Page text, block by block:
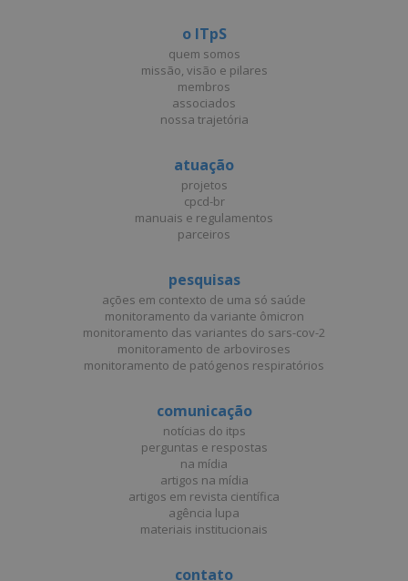
o ITpS
quem somos
missão, visão e pilares
membros
associados
nossa trajetória
atuação
projetos
cpcd-br
manuais e regulamentos
parceiros
pesquisas
ações em contexto de uma só saúde
monitoramento da variante ômicron
monitoramento das variantes do sars-cov-2
monitoramento de arboviroses
monitoramento de patógenos respiratórios
comunicação
notícias do itps
perguntas e respostas
na mídia
artigos na mídia
artigos em revista científica
agência lupa
materiais institucionais
contato